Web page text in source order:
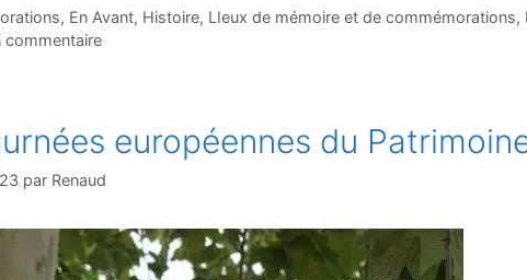
, En Avant, Histoire, LIeux de mémoire et de commémorations,
commentaire
européennes du
par Renaud